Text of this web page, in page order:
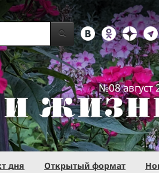
№08 август
дня Открытый формат